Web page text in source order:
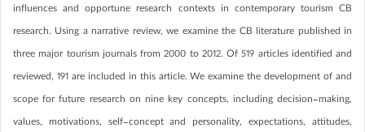
influences and opportune research contexts in contemporary tourism CB
research. Using a narrative review, we examine the CB literature published in
three major tourism journals from 2000 to 2012. Of 519 articles identified and
reviewed, 191 are included in this article. We examine the development of and
scope for future research on nine key concepts, including decision-making,
values, motivations, self-concept and personality, expectations, attitudes,